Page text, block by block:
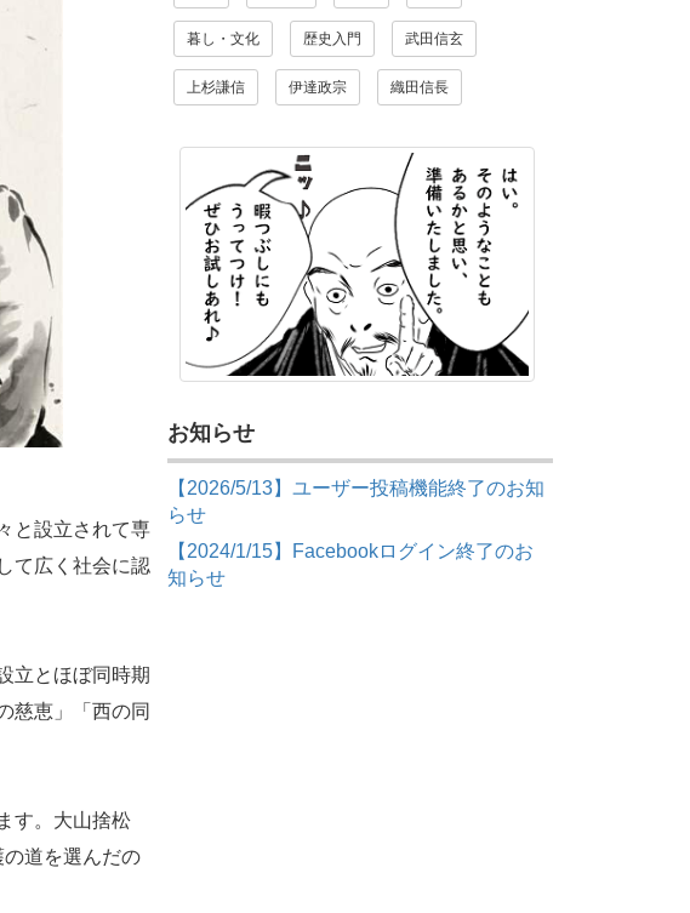
と設立されて専
て広く社会に認
立とほぼ同時期
慈恵」「西の同
す。大山捨松
の道を選んだの
暮し・文化 歴史入門 武田信玄
上杉謙信 伊達政宗 織田信長
お知らせ
【2026/5/13】ユーザー投稿機能終了のお知
らせ
【2024/1/15】Facebookログイン終了のお
知らせ